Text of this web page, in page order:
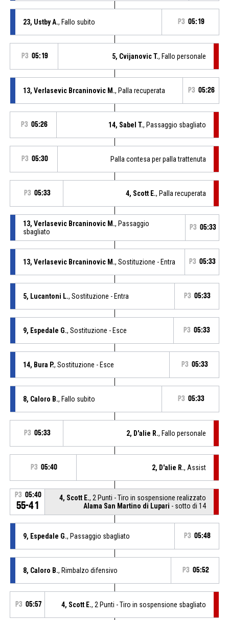
23, Ustby A., Fallo subito P3 05:19
P3 05:19 5, Cvijanovic T., Fallo personale
13, Verlasevic Brcaninovic M., Palla recuperata P3 05:26
P3 05:26 14, Sabel T., Passaggio sbagliato
P3 05:30 Palla contesa per palla trattenuta
P3 05:33 4, Scott E., Palla recuperata
13, Verlasevic Brcaninovic M., Passaggio
sbagliato
P3 05:33
13, Verlasevic Brcaninovic M., Sostituzione - Entra P3 05:33
5, Lucantoni L., Sostituzione - Entra P3 05:33
9, Espedale G., Sostituzione - Esce P3 05:33
14, Bura P., Sostituzione - Esce P3 05:33
8, Caloro B., Fallo subito P3 05:33
P3 05:33 2, D'alie R., Fallo personale
P3 05:40 2, D'alie R., Assist
P3 05:40
55-41
4, Scott E., 2 Punti - Tiro in sospensione realizzato
Alama San Martino di Lupari - sotto di 14
9, Espedale G., Passaggio sbagliato P3 05:48
8, Caloro B., Rimbalzo difensivo P3 05:52
P3 05:57 4, Scott E., 2 Punti - Tiro in sospensione sbagliato